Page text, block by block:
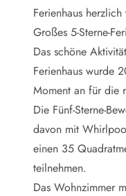
Frühbucher
Mietbedingungen
Reiseführer Dänemark
Tipps für Urlaub in
Wetter in Dänemark
Saisonzeiten
Badesicherheit im Meer
Naturschutz
Webcam Dänemark
Ferienhauskatalog
Fotowettbewerb
Ferienhaus
Großes 5-Sterne-
Das schöne
Ferienhaus wurde
Moment an für die
Die Fünf-Sterne-
davon mit
einen 35
teilnehmen.
Das Wohnzimmer